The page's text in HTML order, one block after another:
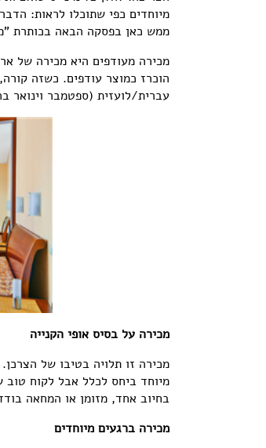
מיוחדים כפי שתוכלו לראות:
ממש כאן בפסקה הבאה בכותרת
מכירה מעודפים היא מכירה של
הוכרז כמוצר עודפים. כשזה
עברית/לועזית (ספטמבר וינואר
מכירה על בסיס אופי הקנייה
מכירה זו תלויה בטיבו של
מיוחד ביחס לכלל אבל לקוח טוב
בחיוב אחד, מזומן או המחאה
מכירה ברגעים מיוחדים